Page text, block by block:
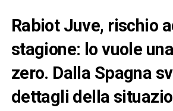
Rabiot Juve, rischio
stagione: lo vuole
zero. Dalla Spagna
dettagli della